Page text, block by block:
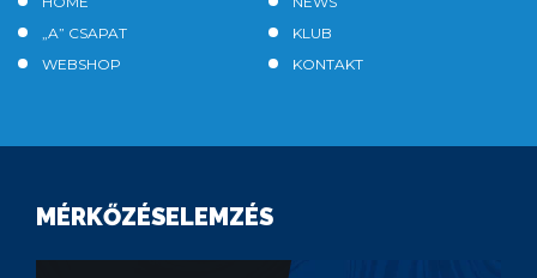
„A” CSAPAT
KLUB
WEBSHOP
KONTAKT
MÉRKŐZÉSELEMZÉS